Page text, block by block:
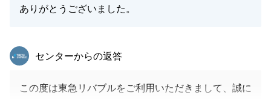
ありがとうございました。
東急リバブル
センターからの返答
この度は東急リバブルをご利用いただきまして、誠に